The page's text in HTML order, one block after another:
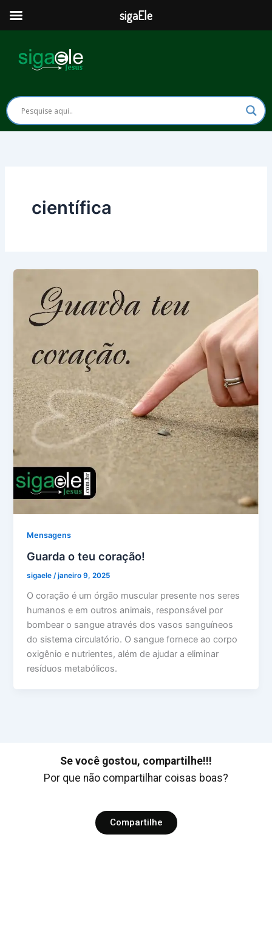
para
conteúdo
científica
Mensagens
Guarda o teu coração!
sigaele/janeiro 9, 2025
O coração é um órgão muscular presente nos seres
humanos e em outros animais, responsável por
bombear o sangue através dos vasos sanguíneos
do sistema circulatório. O sangue fornece ao corpo
oxigênio e nutrientes, além de ajudar a eliminar
resíduos metabólicos.
Se você gostou, compartilhe!!!
Por que não compartilhar coisas boas?
Compartilhe
sigaEle